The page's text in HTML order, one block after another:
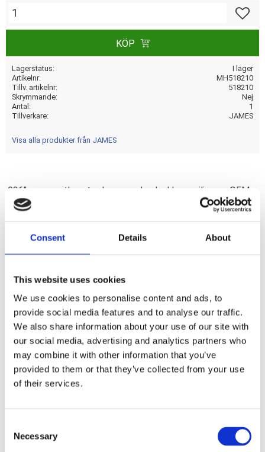
Consent Details About
This website uses cookies
We use cookies to personalise content and ads, to
provide social media features and to analyse our traffic.
We also share information about your use of our site with
our social media, advertising and analytics partners who
may combine it with other information that you’ve
provided to them or that they’ve collected from your use
of their services.
Necessary
KÖP
Lagerstatus
I lager
Artikelnr
MH518210
Tillv. artikelnr
518210
Skrymmande
Nej
Antal
1
Tillverkare
JAMES
Visa alla produkter från JAMES
.036" paper with a steel core and a dual layer silicone. OEM
replacement reference 25225-93; 25225-93A; 25225-93B
Dela med dig
c
b
o
o
k
Omdömen
Du
Bli den första att lämna ett omdöme.